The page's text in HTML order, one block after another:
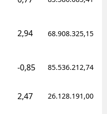
Elazığ
Erzurum
Eskişehir
2,94 68.908.325,15
-0,85 85.536.212,74
2,47 26.128.191,00